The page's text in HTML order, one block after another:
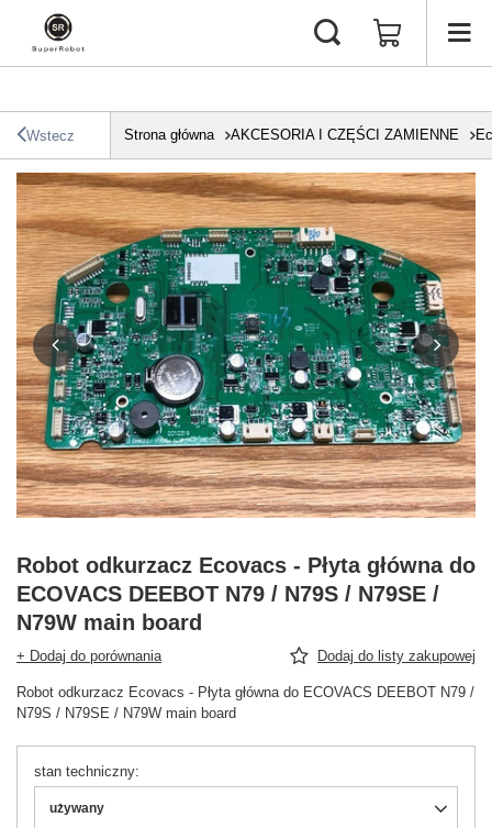
Wstecz Strona główna AKCESORIA I CZĘŚCI ZAMIENNE
Robot odkurzacz Ecovacs - Płyta główna do
ECOVACS DEEBOT N79 / N79S / N79SE /
N79W main board
+ Dodaj do porównania Dodaj do listy zakupowej
Robot odkurzacz Ecovacs - Płyta główna do ECOVACS DEEBOT N79 /
N79S / N79SE / N79W main board
stan techniczny
używany